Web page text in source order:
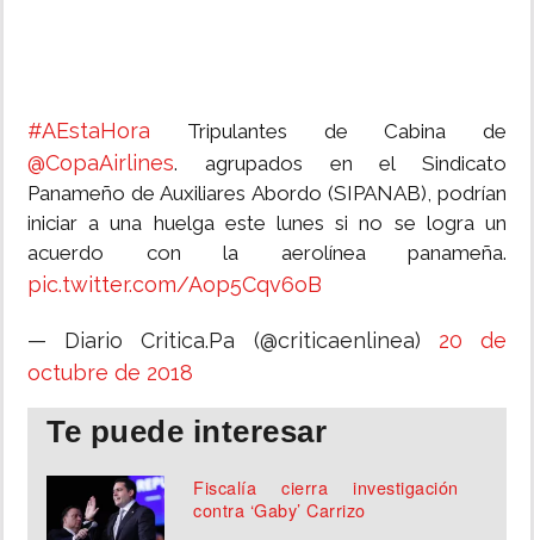
#AEstaHora Tripulantes de Cabina de
@CopaAirlines. agrupados en el Sindicato
Panameño de Auxiliares Abordo (SIPANAB), podrían
iniciar a una huelga este lunes si no se logra un
acuerdo con la aerolínea panameña.
pic.twitter.com/Aop5Cqv6oB
— Diario Critica.Pa (@criticaenlinea) 20 de
octubre de 2018
Te puede interesar
Fiscalía cierra investigación
contra ‘Gaby’ Carrizo